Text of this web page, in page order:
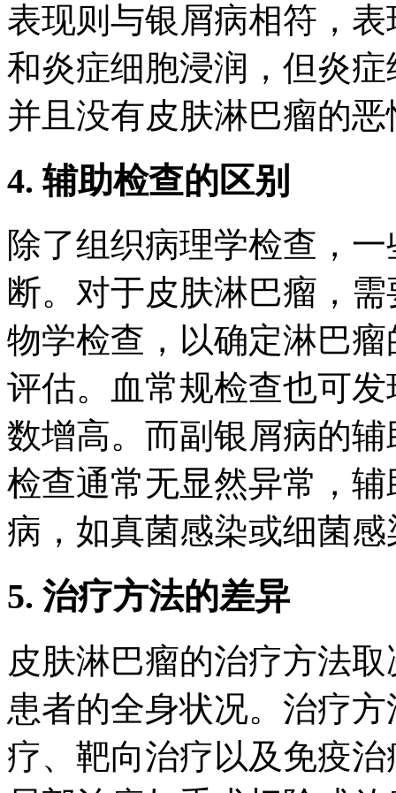
表现则与银屑病相符，
和炎症细胞浸润，但炎
并且没有皮肤淋巴瘤的
4. 辅助检查的区别
除了组织病理学检查，
断。对于皮肤淋巴瘤，
物学检查，以确定淋巴
评估。血常规检查也可
数增高。而副银屑病的
检查通常无显然异常，
病，如真菌感染或细菌感
5. 治疗方法的差异
皮肤淋巴瘤的治疗方法
患者的全身状况。治疗
疗、靶向治疗以及免疫